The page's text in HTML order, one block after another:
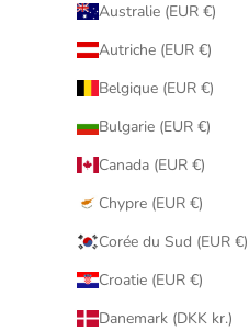
Australie (EUR €)
Autriche (EUR €)
Belgique (EUR €)
Bulgarie (EUR €)
Canada (EUR €)
Chypre (EUR €)
Corée du Sud (EUR €)
Croatie (EUR €)
Danemark (DKK kr.)